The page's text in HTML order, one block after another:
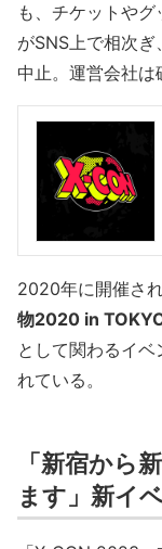
も、チケットや
がSNS上で相次
中止。運営会社は
2020年に開催さ
物2020 in
として関わるイ
れている。
「新宿から
ます」新イ